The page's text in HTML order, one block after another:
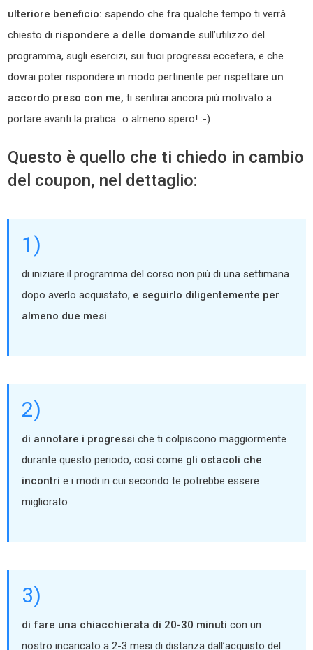
ulteriore beneficio: sapendo che fra qualche tempo ti verrà
chiesto di rispondere a delle domande sull’utilizzo del
programma, sugli esercizi, sui tuoi progressi eccetera, e che
dovrai poter rispondere in modo pertinente per rispettare un
accordo preso con me, ti sentirai ancora più motivato a
portare avanti la pratica…o almeno spero! :-)
Questo è quello che ti chiedo in cambio
del coupon, nel dettaglio:
1)
di iniziare il programma del corso non più di una settimana
dopo averlo acquistato, e seguirlo diligentemente per
almeno due mesi
2)
di annotare i progressi che ti colpiscono maggiormente
durante questo periodo, così come gli ostacoli che
incontri e i modi in cui secondo te potrebbe essere
migliorato
3)
di fare una chiacchierata di 20-30 minuti con un
nostro incaricato a 2-3 mesi di distanza dall’acquisto del